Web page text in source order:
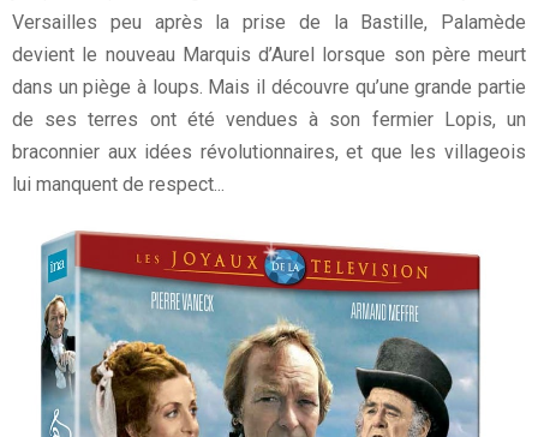
Versailles peu après la prise de la Bastille, Palamède
devient le nouveau Marquis d’Aurel lorsque son père meurt
dans un piège à loups. Mais il découvre qu’une grande partie
de ses terres ont été vendues à son fermier Lopis, un
braconnier aux idées révolutionnaires, et que les villageois
lui manquent de respect...